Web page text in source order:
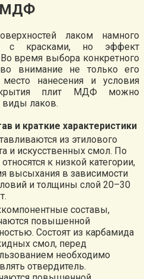
МДФ
лаком намного
с красками, но эффект
время выбора конкретного
внимание не только его
нанесения и условия
плит МДФ можно
виды лаков.
и краткие характеристики
из этилового
и искусственных смол. По
к низкой категории,
высыхания в зависимости
и толщины слой 20–30
составы,
повышенной
Состоят из карбамида
смол, перед
необходимо
отвердитель.